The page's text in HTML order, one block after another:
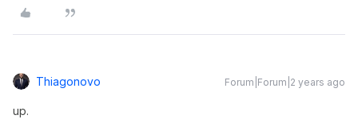
Thiagonovo Forum|Forum|2 years ago
up.